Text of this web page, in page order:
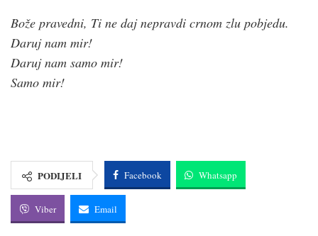
Bože pravedni, Ti ne daj nepravdi crnom zlu pobjedu.
Daruj nam mir!
Daruj nam samo mir!
Samo mir!
PODIJELI Facebook Whatsapp
Viber Email